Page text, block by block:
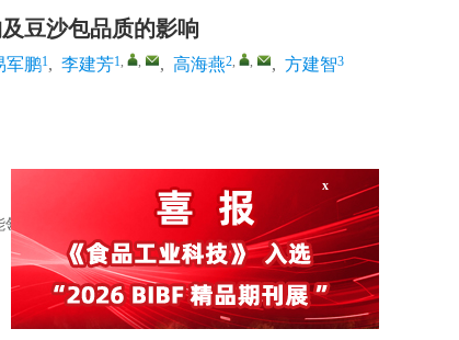
豆沙包品质的影响
军鹏1, 李建芳1, , , 高海燕2, , , 方建智3
域)